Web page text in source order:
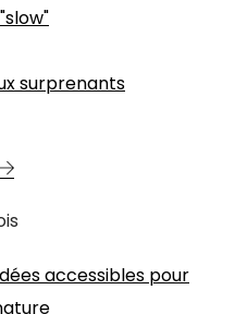
surprenants
accessibles pour